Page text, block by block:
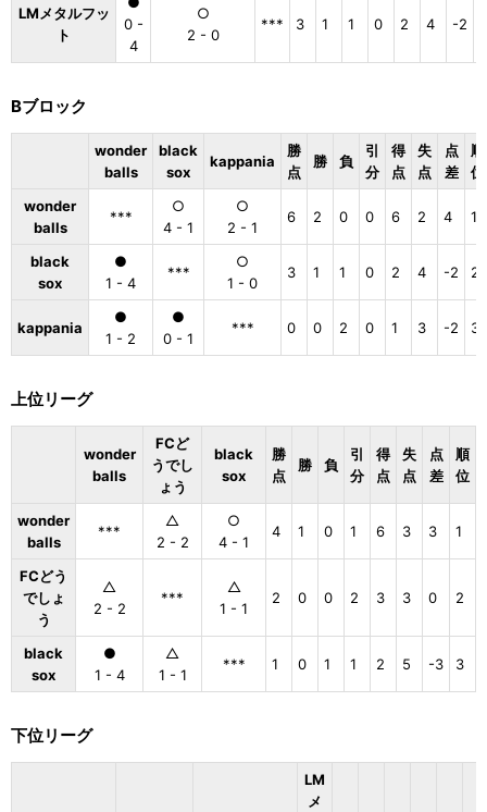
LMメタルフッ
ト
0 -
4
○
2 - 0
*** 3 1 1 0 2 4 -2
Bブロック
wonder
balls
black
sox
kappania
勝
点
勝 負
引
分
得
点
失
点
点
差
順
位
wonder
balls
***
○
4 - 1
○
2 - 1
6 2 0 0 6 2 4 1
black
sox
●
1 - 4
***
○
1 - 0
3 1 1 0 2 4 -2 2
kappania
●
1 - 2
●
0 - 1
*** 0 0 2 0 1 3 -2 3
上位リーグ
wonder
balls
FCど
うでし
ょう
black
sox
勝
点
勝 負
引
分
得
点
失
点
点
差
順
位
wonder
balls
***
△
2 - 2
○
4 - 1
4 1 0 1 6 3 3 1
FCどう
でしょ
う
△
2 - 2
***
△
1 - 1
2 0 0 2 3 3 0 2
black
sox
●
1 - 4
△
1 - 1
*** 1 0 1 1 2 5 -3 3
下位リーグ
LM
メ